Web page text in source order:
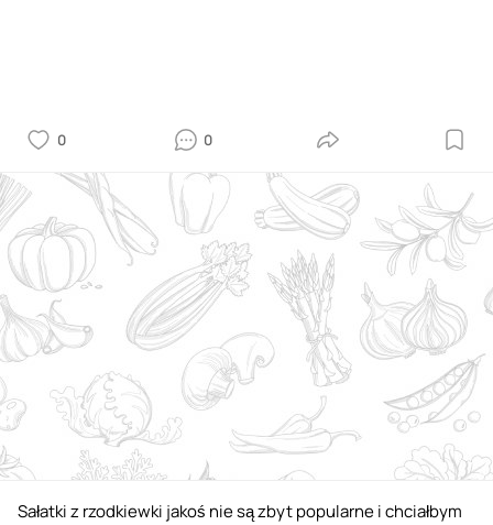
0 0
Sałatki z rzodkiewki jakoś nie są zbyt popularne i chciałbym